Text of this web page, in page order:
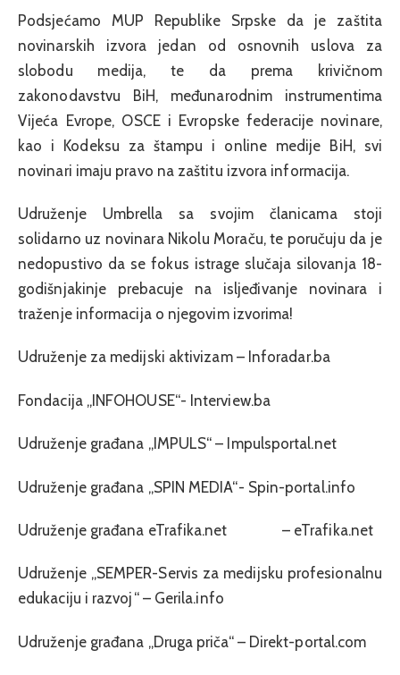
Podsjećamo MUP Republike Srpske da je zaštita
novinarskih izvora jedan od osnovnih uslova za
slobodu medija, te da prema krivičnom
zakonodavstvu BiH, međunarodnim instrumentima
Vijeća Evrope, OSCE i Evropske federacije novinare,
kao i Kodeksu za štampu i online medije BiH, svi
novinari imaju pravo na zaštitu izvora informacija.
Udruženje Umbrella sa svojim članicama stoji
solidarno uz novinara Nikolu Moraču, te poručuju da je
nedopustivo da se fokus istrage slučaja silovanja 18-
godišnjakinje prebacuje na isljeđivanje novinara i
traženje informacija o njegovim izvorima!
Udruženje za medijski aktivizam – Inforadar.ba
Fondacija „INFOHOUSE“- Interview.ba
Udruženje građana „IMPULS“ – Impulsportal.net
Udruženje građana „SPIN MEDIA“- Spin-portal.info
Udruženje građana eTrafika.net – eTrafika.net
Udruženje „SEMPER-Servis za medijsku profesionalnu
edukaciju i razvoj“ – Gerila.info
Udruženje građana „Druga priča“ – Direkt-portal.com